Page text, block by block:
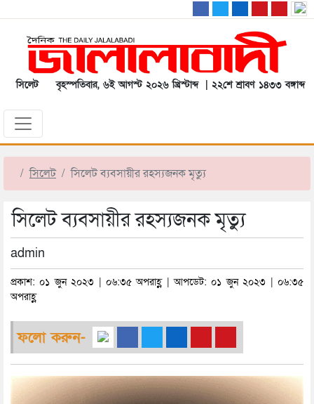
সিলেট বৃহস্পতিবার, ৬ই আগস্ট ২০২৬ খ্রিস্টাব্দ | ২২শে শ্রাবণ ১৪৩৩ বঙ্গাব্দ
সিলেট সিলেট ব্যবসায়ীর রহস্যজনক মৃত্যু
সিলেট ব্যবসায়ীর রহস্যজনক মৃত্যু
admin
প্রকাশ: ০১ জুন ২০২৩ | ০৬:৩৫ অপরাহ্ণ | আপডেট: ০১ জুন ২০২৩ | ০৬:৩৫
অপরাহ্ণ
ফলো করুন-